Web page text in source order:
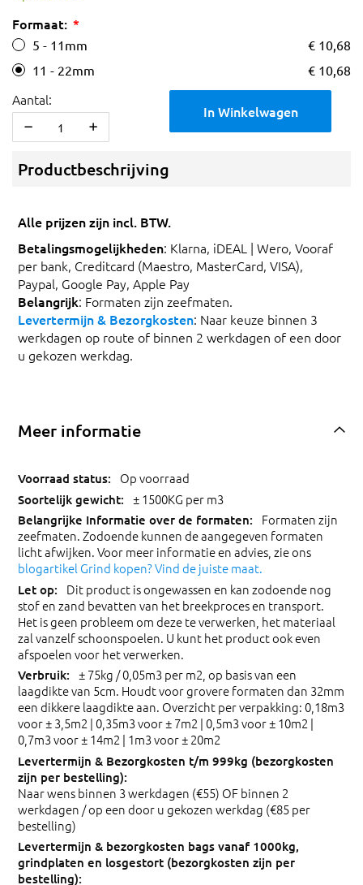
Formaat:
5 - 11mm
€ 10,68
11 - 22mm
€ 10,68
Aantal:
In Winkelwagen
Productbeschrijving
Alle prijzen zijn incl. BTW.
Betalingsmogelijkheden: Klarna, iDEAL | Wero, Vooraf
per bank, Creditcard (Maestro, MasterCard, VISA),
Paypal, Google Pay, Apple Pay
Belangrijk: Formaten zijn zeefmaten.
Levertermijn & Bezorgkosten: Naar keuze binnen 3
werkdagen op route of binnen 2 werkdagen of een door
u gekozen werkdag.
Meer informatie
Op voorraad
± 1500KG per m3
Formaten zijn
zeefmaten. Zodoende kunnen de aangegeven formaten
licht afwijken. Voor meer informatie en advies, zie ons
blogartikel Grind kopen? Vind de juiste maat.
Dit product is ongewassen en kan zodoende nog
stof en zand bevatten van het breekproces en transport.
Het is geen probleem om deze te verwerken, het materiaal
zal vanzelf schoonspoelen. U kunt het product ook even
afspoelen voor het verwerken.
± 75kg / 0,05m3 per m2, op basis van een
laagdikte van 5cm. Houdt voor grovere formaten dan 32mm
een dikkere laagdikte aan. Overzicht per verpakking: 0,18m3
voor ± 3,5m2 | 0,35m3 voor ± 7m2 | 0,5m3 voor ± 10m2 |
0,7m3 voor ± 14m2 | 1m3 voor ± 20m2
Naar wens binnen 3 werkdagen (€55) OF binnen 2
werkdagen / op een door u gekozen werkdag (€85 per
bestelling)